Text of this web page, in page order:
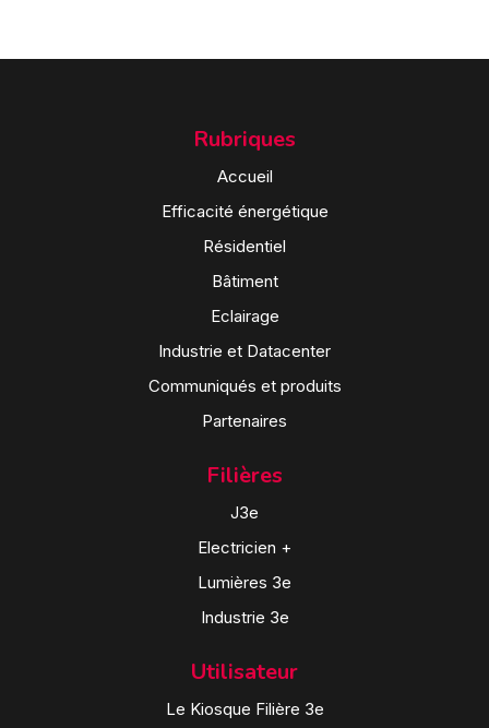
Rubriques
Accueil
Efficacité énergétique
Résidentiel
Bâtiment
Eclairage
Industrie et Datacenter
Communiqués et produits
Partenaires
Filières
J3e
Electricien +
Lumières 3e
Industrie 3e
Utilisateur
Le Kiosque Filière 3e